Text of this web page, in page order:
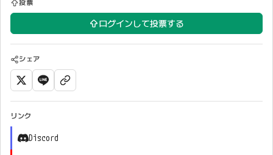
投票
ログインして投票する
シェア
リンク
Discord